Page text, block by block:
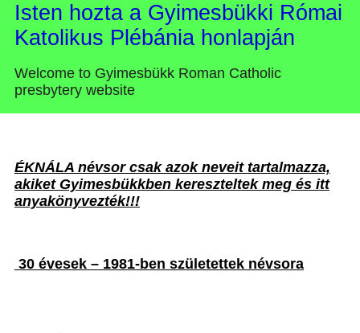
Isten hozta a Gyimesbükki Római
Katolikus Plébánia honlapján
Welcome to Gyimesbükk Roman Catholic
presbytery website
ÉKNÁLA névsor csak azok neveit tartalmazza,
akiket Gyimesbükkben kereszteltek meg és itt
anyakönyvezték!!!
30 évesek – 1981-ben születettek névsora